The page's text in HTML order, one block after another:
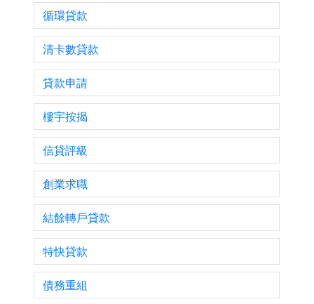
循環貸款
清卡數貸款
貸款申請
樓宇按揭
信貸評級
創業求職
結餘轉戶貸款
特快貸款
債務重組